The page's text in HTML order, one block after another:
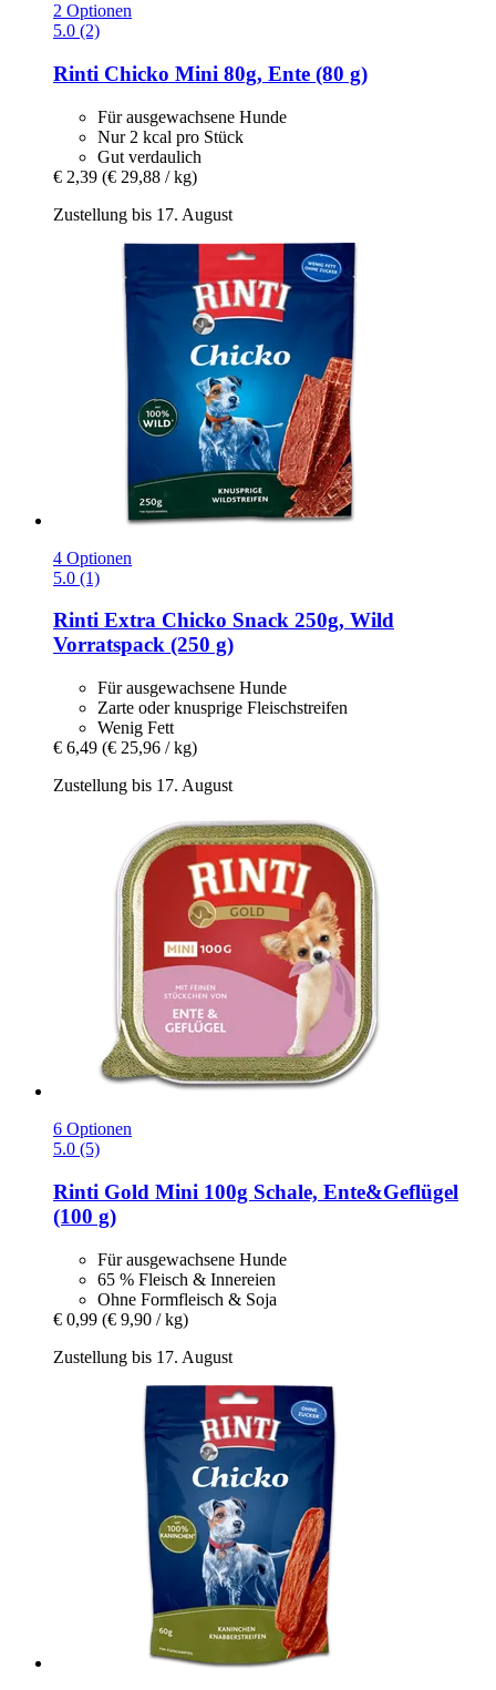
2 Optionen
5.0 (2)
Rinti Chicko Mini 80g, Ente (80 g)
Für ausgewachsene Hunde
Nur 2 kcal pro Stück
Gut verdaulich
€ 2,39 (€ 29,88 / kg)
Zustellung bis 17. August
4 Optionen
5.0 (1)
Rinti Extra Chicko Snack 250g, Wild
Vorratspack (250 g)
Für ausgewachsene Hunde
Zarte oder knusprige Fleischstreifen
Wenig Fett
€ 6,49 (€ 25,96 / kg)
Zustellung bis 17. August
6 Optionen
5.0 (5)
Rinti Gold Mini 100g Schale, Ente&Geflügel
(100 g)
Für ausgewachsene Hunde
65 % Fleisch & Innereien
Ohne Formfleisch & Soja
€ 0,99 (€ 9,90 / kg)
Zustellung bis 17. August